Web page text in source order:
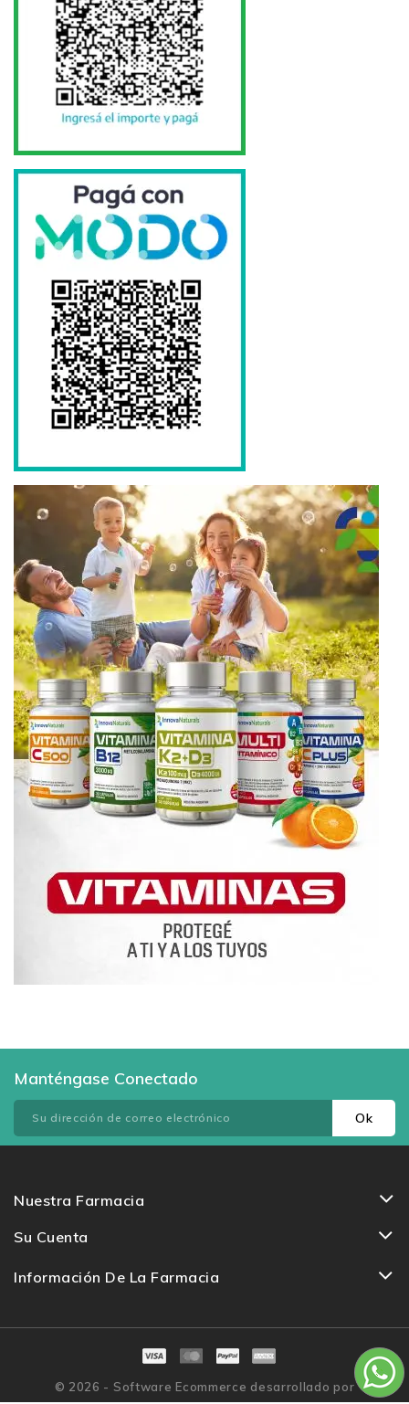
Manténgase Conectado
Nuestra Farmacia
Su Cuenta
Información De La Farmacia
© 2026 - Software Ecommerce desarrollado por